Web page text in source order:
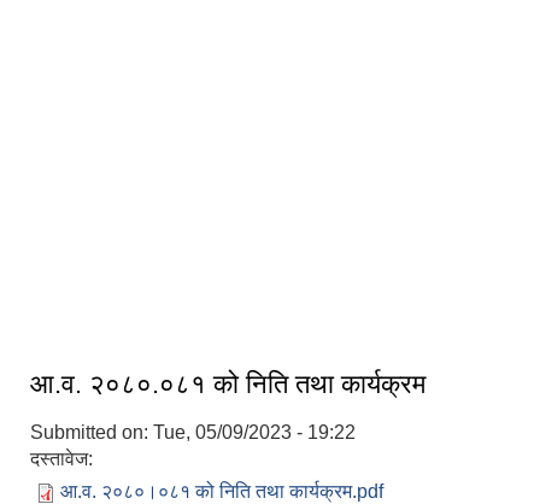
आ.व. २०८०.०८१ को निति तथा कार्यक्रम
Submitted on: Tue, 05/09/2023 - 19:22
दस्तावेज:
आ.व. २०८०।०८१ को निति तथा कार्यक्रम.pdf